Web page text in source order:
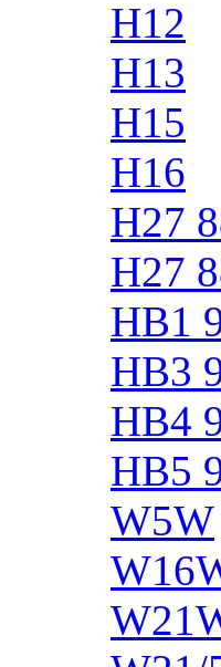
H12
H13
H15
H16
H27
H27
HB1
HB3
HB4
HB5
W5W